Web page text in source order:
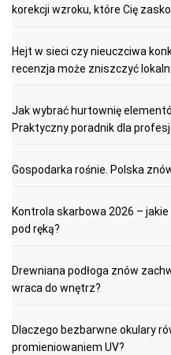
korekcji wzroku, które Cię
Hejt w sieci czy nieuczciwa
recenzja może zniszczyć
Jak wybrać hurtownię
Praktyczny poradnik dla
Gospodarka rośnie. Polska
Kontrola skarbowa 2026 –
pod ręką?
Drewniana podłoga znów
wraca do wnętrz?
Dlaczego bezbarwne okulary
promieniowaniem UV?